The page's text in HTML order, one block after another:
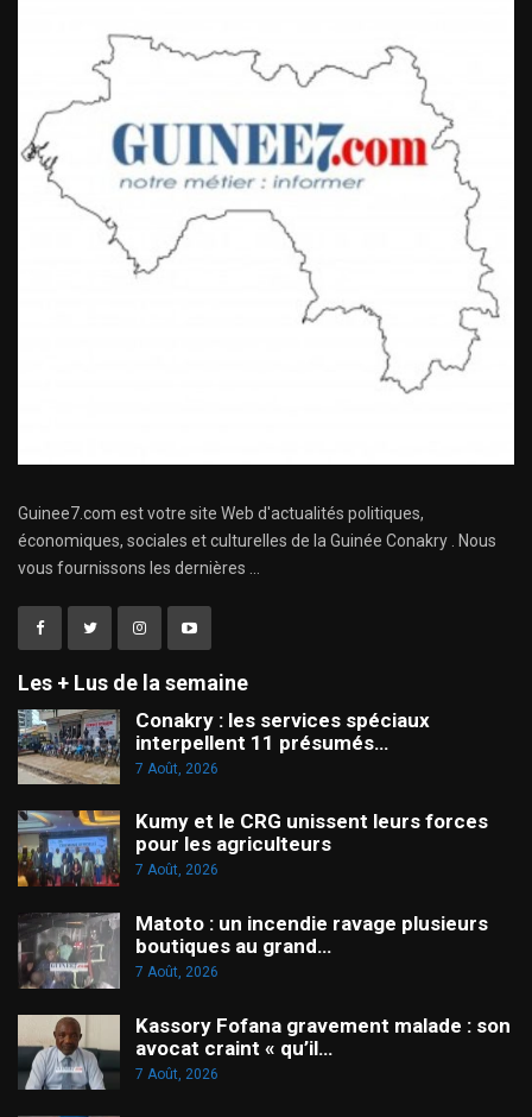
Guinee7.com est votre site Web d'actualités politiques,
économiques, sociales et culturelles de la Guinée Conakry . Nous
vous fournissons les dernières ...
Les + Lus de la semaine
Conakry : les services spéciaux
interpellent 11 présumés…
7 Août, 2026
Kumy et le CRG unissent leurs forces
pour les agriculteurs
7 Août, 2026
Matoto : un incendie ravage plusieurs
boutiques au grand…
7 Août, 2026
Kassory Fofana gravement malade : son
avocat craint « qu’il…
7 Août, 2026